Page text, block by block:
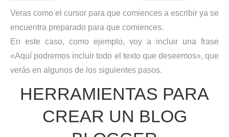
Veras como el cursor para que comiences a escribir ya se
encuentra preparado para que comiences.
En este caso, como ejemplo, voy a incluir una frase
«Aquí podremos incluir todo el texto que deseemos», que
verás en algunos de los siguientes pasos.
HERRAMIENTAS PARA
CREAR UN BLOG